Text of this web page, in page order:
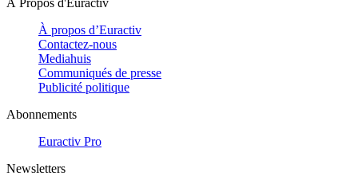
À Propos d'Euractiv
À propos d’Euractiv
Contactez-nous
Mediahuis
Communiqués de presse
Publicité politique
Abonnements
Euractiv Pro
Newsletters